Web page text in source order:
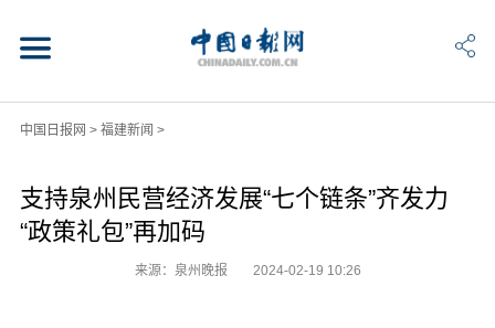
中国日报网 > 福建新闻 >
支持泉州民营经济发展“七个链条”齐发力
“政策礼包”再加码
来源：泉州晚报 2024-02-19 10:26